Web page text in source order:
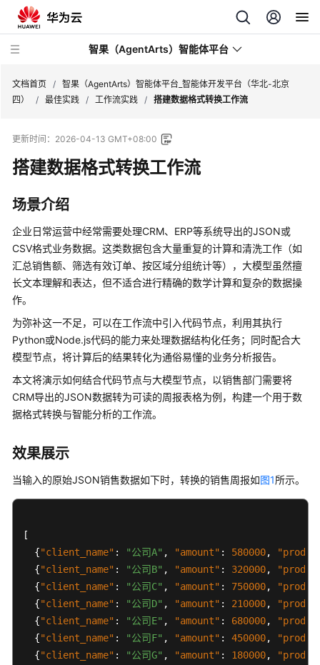
智果（AgentArts）智能体平台
新
动
态
产
品
介
绍
开
使
用
费
说
明
用
指
南
最
AgentArts
最
佳
实
文档首页 / 智果（AgentArts）智能体平台_智能体开发平台（华北-北京
四）
/ 最佳实践 / 工作流实践 / 搭建数据格式转换工作流
更新时间： 2026-04-13 GMT+08:00
搭建数据格式转换工作流
场景介绍
企业日常运营中经常需要处理CRM、ERP等系统导出的JSON或
CSV格式业务数据。这类数据包含大量重复的计算和清洗工作（如
汇总销售额、筛选有效订单、按区域分组统计等），大模型虽然擅
长文本理解和表达，但不适合进行精确的数学计算和复杂的数据操
作。
为弥补这一不足，可以在工作流中引入代码节点，利用其执行
Python或Node.js代码的能力来处理数据结构化任务；同时配合大
模型节点，将计算后的结果转化为通俗易懂的业务分析报告。
本文将演示如何结合代码节点与大模型节点，以销售部门需要将
CRM导出的JSON数据转为可读的周报表格为例，构建一个用于数
据格式转换与智能分析的工作流。
效果展示
当输入的原始JSON销售数据如下时，转换的销售周报如图1所示。
[
{"client_name" : "公司A" , "amount" : 580000,
{"client_name" : "公司B" , "amount" : 320000,
{"client_name" : "公司C" , "amount" : 750000,
{"client_name" : "公司D" , "amount" : 210000,
{"client_name" : "公司E" , "amount" : 680000,
{"client_name" : "公司F" , "amount" : 450000,
{"client_name" : "公司G" , "amount" : 180000,